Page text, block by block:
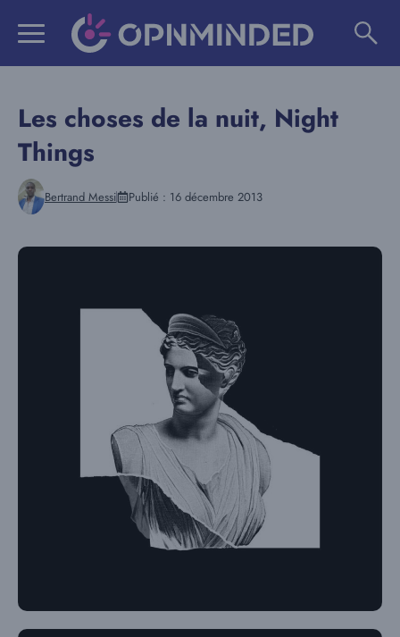
Les choses de la nuit, Night
Things
Bertrand Messi Publié : 16 décembre 2013